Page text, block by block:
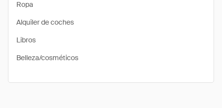
Ropa
Alquiler de coches
Libros
Belleza/cosméticos